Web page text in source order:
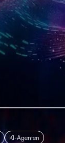
KI-Agenten